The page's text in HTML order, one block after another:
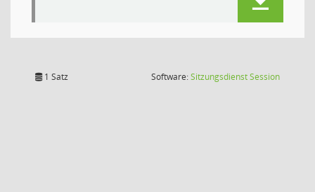
1 Satz Software:SitzungsdienstSession(Wird in